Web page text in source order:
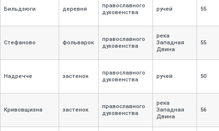
Бильдзюги деревня
православного
духовенства
ручей 55
Стефаново фольварок
православного
духовенства
река
Западная
Двина
55
Надречче застенок
православного
духовенства
ручей 50
Кривовщизна застенок
православного
духовенства
река
Западная
Двина
56